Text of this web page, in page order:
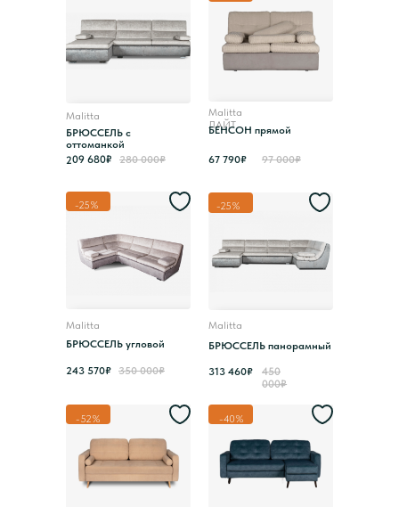
Malitta
БРЮССЕЛЬ с
оттоманкой
209 680₽ 280 000₽
-25%
Malitta
БРЮССЕЛЬ панорамный
313 460₽ 450
000₽
-52% -40%
-25%
Malitta
БРЮССЕЛЬ угловой
243 570₽ 350 000₽
Malitta
ЛАЙТ
БЕНСОН прямой
67 790₽ 97 000₽